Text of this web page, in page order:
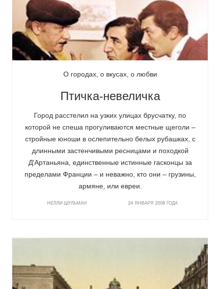
О городах, о вкусах, о любви
Птичка-невеличка
Город расстелил на узких улицах брусчатку, по
которой не спеша прогуливаются местные щеголи –
стройные юноши в ослепительно белых рубашках, с
длинными застенчивыми ресницами и походкой
Д'Артаньяна, единственные истинные гасконцы за
пределами Франции – и неважно, кто они – грузины,
армяне, или евреи.
НЕЛЛИ ШУЛЬМАН 24 ЯНВАРЯ 2008 ГОДА